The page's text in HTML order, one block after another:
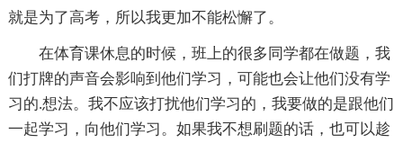
就是为了高考，所以我更加不能松懈了。
在体育课休息的时候，班上的很多同学都在做题，我
们打牌的声音会影响到他们学习，可能也会让他们没有学
习的.想法。我不应该打扰他们学习的，我要做的是跟他们
一起学习，向他们学习。如果我不想刷题的话，也可以趁